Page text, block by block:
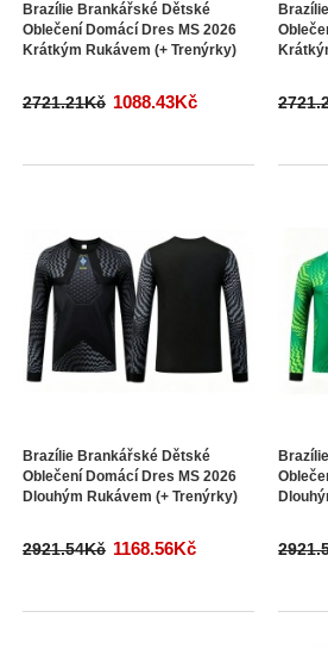
Brazílie Brankářské Dětské
Oblečení Domácí Dres MS 2026
Krátkým Rukávem (+ Trenýrky)
2721.21Kč 1088.43Kč
Brazílie Brankářské Dětské
Oblečení Domácí Dres MS 2026
Dlouhým Rukávem (+ Trenýrky)
2921.54Kč 1168.56Kč